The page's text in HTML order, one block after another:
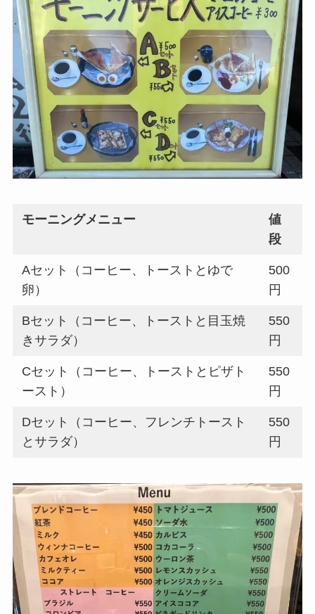
モーニングメニュー
値
段
Aセット（コーヒー、トーストとゆで
卵）
500
円
Bセット（コーヒー、トーストと目玉焼
きサラダ）
550
円
Cセット（コーヒー、トーストとピザト
ースト）
550
円
Dセット（コーヒー、フレンチトースト
とサラダ）
550
円